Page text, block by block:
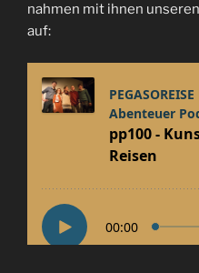
nahmen mit ihnen
auf: